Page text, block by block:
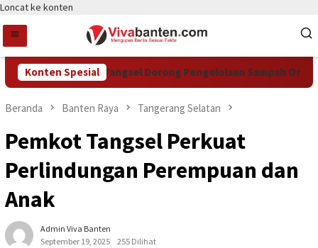
Loncat ke konten
Konten Spesial
DCKTR Tangsel Dorong Pengelolaan Sampah Organik
Beranda Banten Raya Tangerang Selatan
Pemkot Tangsel Perkuat
Perlindungan Perempuan dan
Anak
Admin Viva Banten
September 19, 2025
255 Dilihat